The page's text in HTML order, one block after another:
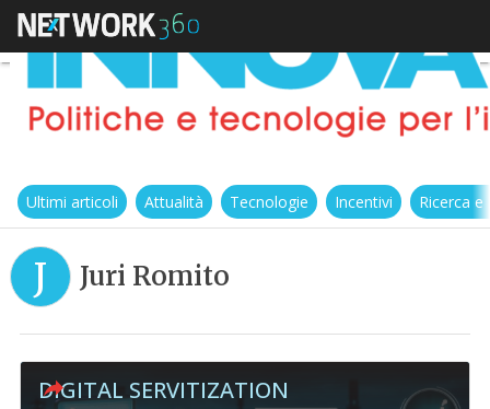
Ultimi articoli Attualità Tecnologie Incentivi Ricerca
J Juri Romito
DIGITAL SERVITIZATION